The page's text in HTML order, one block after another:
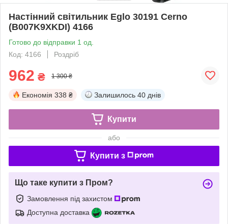
Настінний світильник Eglo 30191 Cerno
(B007K9XKDI) 4166
Готово до відправки 1 од.
Код: 4166
Роздріб
962 ₴ 1 300 ₴
Економія 338 ₴ Залишилось 40 днів
Купити
або
Купити з
Що таке купити з Пром?
Замовлення під захистом
Доступна доставка